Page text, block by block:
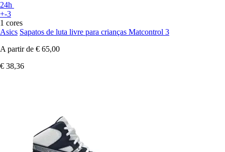
24h
+-3
1 cores
Asics Sapatos de luta livre para crianças Matcontrol 3
A partir de € 65,00
€ 38,36